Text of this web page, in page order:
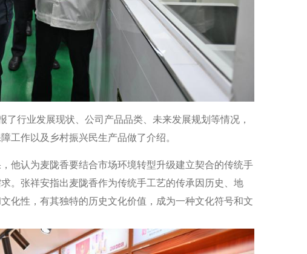
了行业发展现状、公司产品品类、未来发展规划等情况，
工作以及乡村振兴民生产品做了介绍。
他认为麦陇香要结合市场环境转型升级建立契合的传统手
。张祥安指出麦陇香作为传统手工艺的传承因历史、地
化性，有其独特的历史文化价值，成为一种文化符号和文